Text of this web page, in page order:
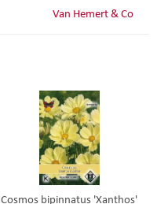
Van Hemert & Co
Cosmos bipinnatus 'Xanthos'